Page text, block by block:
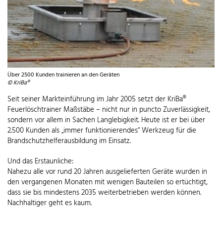
Über 2500 Kunden trainieren an den Geräten
© KriBa®
Seit seiner Markteinführung im Jahr 2005 setzt der KriBa®
Feuerlöschtrainer Maßstäbe – nicht nur in puncto Zuverlässigkeit,
sondern vor allem in Sachen Langlebigkeit. Heute ist er bei über
2.500 Kunden als „immer funktionierendes“ Werkzeug für die
Brandschutzhelferausbildung im Einsatz.
Und das Erstaunliche:
Nahezu alle vor rund 20 Jahren ausgelieferten Geräte wurden in
den vergangenen Monaten mit wenigen Bauteilen so ertüchtigt,
dass sie bis mindestens 2035 weiterbetrieben werden können.
Nachhaltiger geht es kaum.